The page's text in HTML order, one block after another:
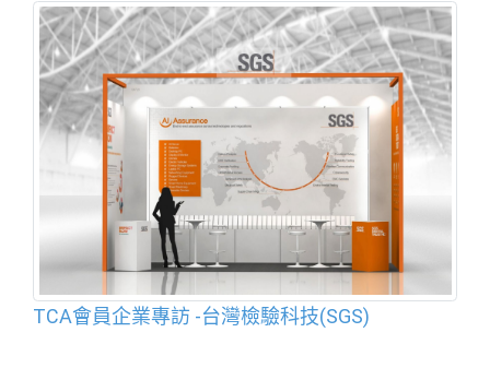
TCA會員企業專訪 -台灣檢驗科技(SGS)